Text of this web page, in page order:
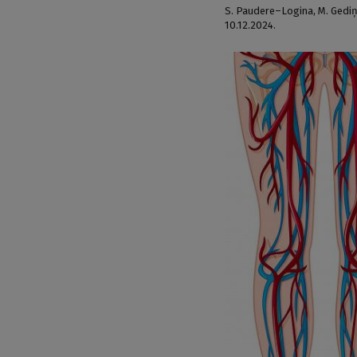
S. Paudere–Logina, M.
10.12.2024.